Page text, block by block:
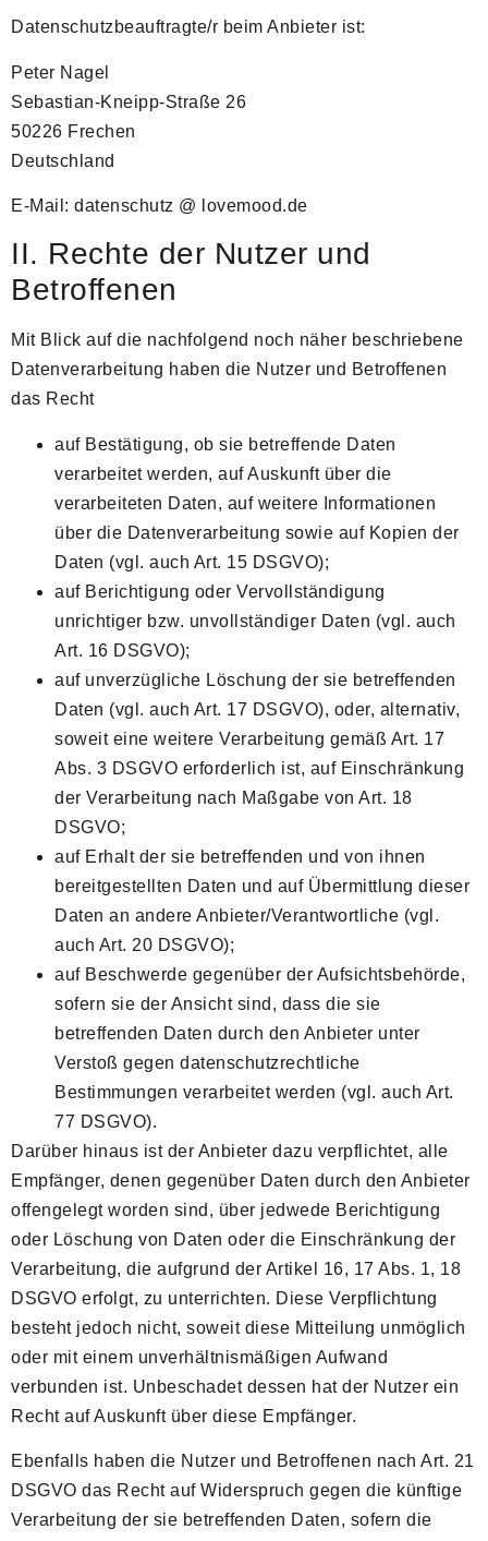
Datenschutzbeauftragte/r beim Anbieter ist:
Peter Nagel
Sebastian-Kneipp-Straße 26
50226 Frechen
Deutschland
E-Mail: datenschutz @ lovemood.de
II. Rechte der Nutzer und
Betroffenen
Mit Blick auf die nachfolgend noch näher beschriebene
Datenverarbeitung haben die Nutzer und Betroffenen
das Recht
auf Bestätigung, ob sie betreffende Daten
verarbeitet werden, auf Auskunft über die
verarbeiteten Daten, auf weitere Informationen
über die Datenverarbeitung sowie auf Kopien der
Daten (vgl. auch Art. 15 DSGVO);
auf Berichtigung oder Vervollständigung
unrichtiger bzw. unvollständiger Daten (vgl. auch
Art. 16 DSGVO);
auf unverzügliche Löschung der sie betreffenden
Daten (vgl. auch Art. 17 DSGVO), oder, alternativ,
soweit eine weitere Verarbeitung gemäß Art. 17
Abs. 3 DSGVO erforderlich ist, auf Einschränkung
der Verarbeitung nach Maßgabe von Art. 18
DSGVO;
auf Erhalt der sie betreffenden und von ihnen
bereitgestellten Daten und auf Übermittlung dieser
Daten an andere Anbieter/Verantwortliche (vgl.
auch Art. 20 DSGVO);
auf Beschwerde gegenüber der Aufsichtsbehörde,
sofern sie der Ansicht sind, dass die sie
betreffenden Daten durch den Anbieter unter
Verstoß gegen datenschutzrechtliche
Bestimmungen verarbeitet werden (vgl. auch Art.
77 DSGVO).
Darüber hinaus ist der Anbieter dazu verpflichtet, alle
Empfänger, denen gegenüber Daten durch den Anbieter
offengelegt worden sind, über jedwede Berichtigung
oder Löschung von Daten oder die Einschränkung der
Verarbeitung, die aufgrund der Artikel 16, 17 Abs. 1, 18
DSGVO erfolgt, zu unterrichten. Diese Verpflichtung
besteht jedoch nicht, soweit diese Mitteilung unmöglich
oder mit einem unverhältnismäßigen Aufwand
verbunden ist. Unbeschadet dessen hat der Nutzer ein
Recht auf Auskunft über diese Empfänger.
Ebenfalls haben die Nutzer und Betroffenen nach Art. 21
DSGVO das Recht auf Widerspruch gegen die künftige
Verarbeitung der sie betreffenden Daten, sofern die